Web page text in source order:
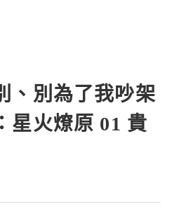
、別為了我吵架
星火燎原 01 貴